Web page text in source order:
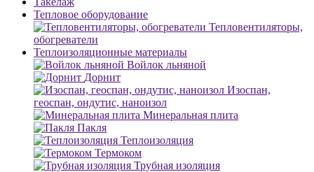
Тепловое оборудование
Тепловентиляторы,
обогреватели
Теплоизоляционные материалы
Войлок льняной
Дорнит
Изоспан,
геоспан, ондутис, наноизол
Минеральная плита
Пакля
Теплоизоляция
Термоком
Трубная изоляция